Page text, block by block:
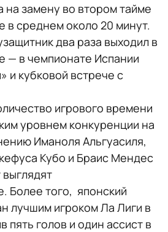
на замену во втором тайме
в среднем около 20 минут.
два раза выходил в
— в чемпионате Испании
и кубковой встрече с
игрового времени
уровнем конкуренции на
Иманоля Альгуасиля,
Кубо и Браис Мендес
Более того, японский
лучшим игроком Ла Лиги в
пять голов и один ассист в